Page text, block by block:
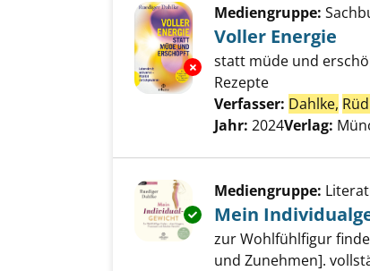
Exemplar-Details von
Mediengruppe:
Voller Energie
statt müde und
Rezepte
Verfasser: Dahlke,
Jahr: 2024Verlag:
Exemplar-Details von
Mediengruppe:
Mein
zur Wohlfühlfigur
und Zunehmen].